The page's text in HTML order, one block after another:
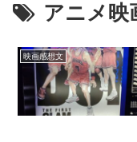
アニメ映
映画感想文